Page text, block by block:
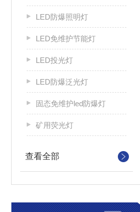
LED防爆照明灯
LED免维护节能灯
LED投光灯
LED防爆泛光灯
固态免维护led防爆灯
矿用荧光灯
查看全部